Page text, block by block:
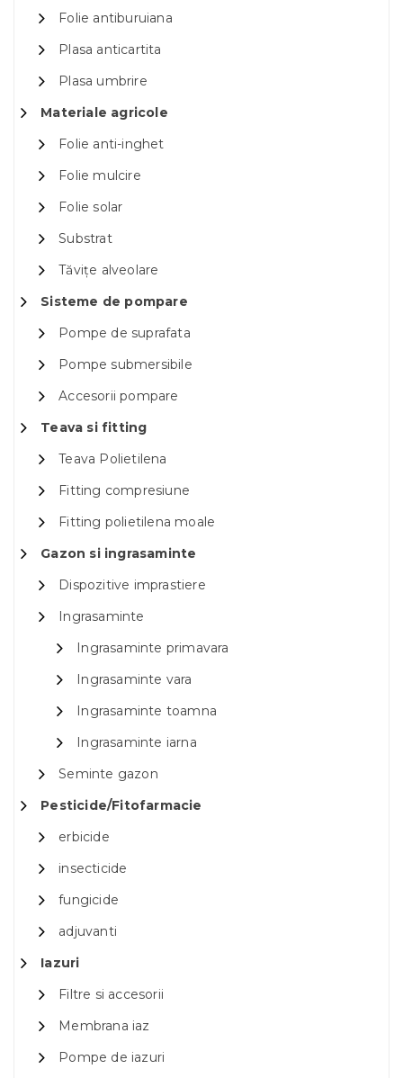
Folie antiburuiana
Plasa anticartita
Plasa umbrire
Materiale agricole
Folie anti-inghet
Folie mulcire
Folie solar
Substrat
Tăvițe alveolare
Sisteme de pompare
Pompe de suprafata
Pompe submersibile
Accesorii pompare
Teava si fitting
Teava Polietilena
Fitting compresiune
Fitting polietilena moale
Gazon si ingrasaminte
Dispozitive imprastiere
Ingrasaminte
Ingrasaminte primavara
Ingrasaminte vara
Ingrasaminte toamna
Ingrasaminte iarna
Seminte gazon
Pesticide/Fitofarmacie
erbicide
insecticide
fungicide
adjuvanti
Iazuri
Filtre si accesorii
Membrana iaz
Pompe de iazuri